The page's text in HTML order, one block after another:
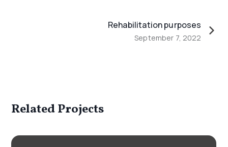
Rehabilitation purposes
September 7, 2022
Related Projects